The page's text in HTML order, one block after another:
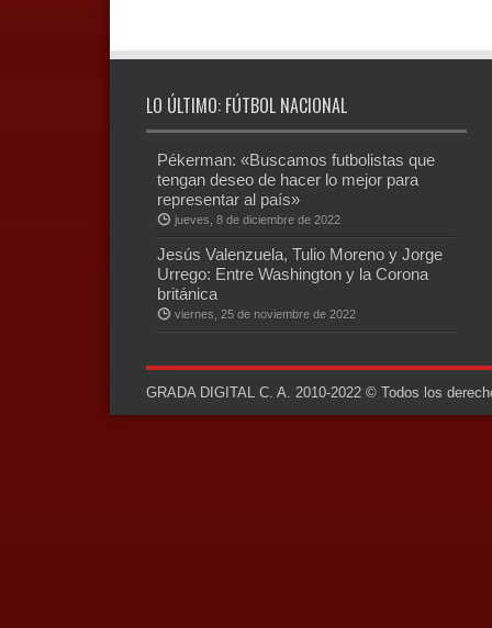
LO ÚLTIMO: FÚTBOL NACIONAL
Pékerman: «Buscamos futbolistas que
tengan deseo de hacer lo mejor para
representar al país»
jueves, 8 de diciembre de 2022
Jesús Valenzuela, Tulio Moreno y Jorge
Urrego: Entre Washington y la Corona
británica
viernes, 25 de noviembre de 2022
GRADA DIGITAL C. A. 2010-2022 © Todos los